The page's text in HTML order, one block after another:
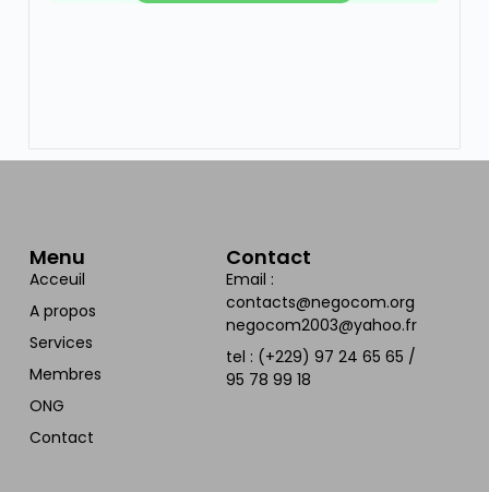
Menu
Acceuil
A propos
Services
Membres
ONG
Contact
Contact
Email :
contacts@negocom.org
negocom2003@yahoo.fr
tel : (+229) 97 24 65 65 /
95 78 99 18